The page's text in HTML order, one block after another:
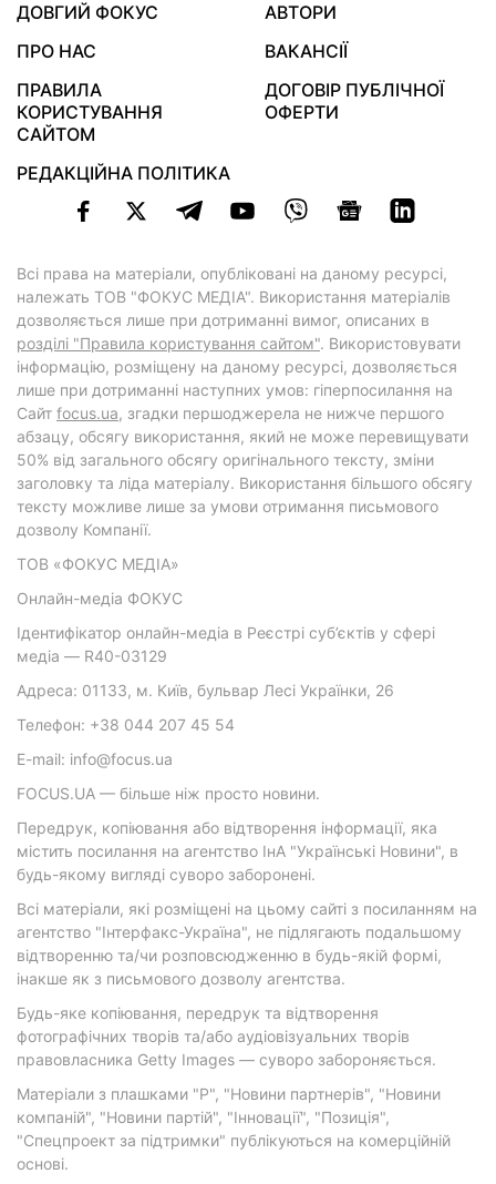
ДОВГИЙ ФОКУС
АВТОРИ
ПРО НАС
ВАКАНСІЇ
ПРАВИЛА
КОРИСТУВАННЯ
САЙТОМ
ДОГОВІР ПУБЛІЧНОЇ
ОФЕРТИ
РЕДАКЦІЙНА ПОЛІТИКА
Всі права на матеріали, опубліковані на даному ресурсі,
належать ТОВ "ФОКУС МЕДІА". Використання матеріалів
дозволяється лише при дотриманні вимог, описаних в
розділі "Правила користування сайтом". Використовувати
інформацію, розміщену на даному ресурсі, дозволяється
лише при дотриманні наступних умов: гіперпосилання на
Cайт focus.ua, згадки першоджерела не нижче першого
абзацу, обсягу використання, який не може перевищувати
50% від загального обсягу оригінального тексту, зміни
заголовку та ліда матеріалу. Використання більшого обсягу
тексту можливе лише за умови отримання письмового
дозволу Компанії.
ТОВ «ФОКУС МЕДІА»
Онлайн-медіа ФОКУС
Ідентифікатор онлайн-медіа в Реєстрі суб’єктів у сфері
медіа — R40-03129
Адреса: 01133, м. Київ, бульвар Лесі Українки, 26
Телефон: +38 044 207 45 54
E-mail: info@focus.ua
FOCUS.UA — більше ніж просто новини.
Передрук, копіювання або відтворення інформації, яка
містить посилання на агентство ІнА "Українські Новини", в
будь-якому вигляді суворо заборонені.
Всі матеріали, які розміщені на цьому сайті з посиланням на
агентство "Інтерфакс-Україна", не підлягають подальшому
відтворенню та/чи розповсюдженню в будь-якій формі,
інакше як з письмового дозволу агентства.
Будь-яке копіювання, передрук та відтворення
фотографічних творів та/або аудіовізуальних творів
правовласника Getty Images — суворо забороняється.
Матеріали з плашками "Р", "Новини партнерів", "Новини
компаній", "Новини партій", "Інновації", "Позиція",
"Спецпроект за підтримки" публікуються на комерційній
основі.